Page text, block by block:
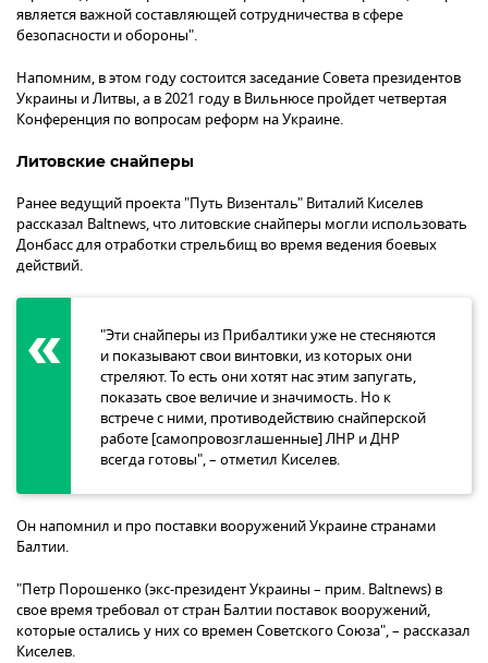
является важной составляющей сотрудничества в сфере
безопасности и обороны".
Напомним, в этом году состоится заседание Совета президентов
Украины и Литвы, а в 2021 году в Вильнюсе пройдет четвертая
Конференция по вопросам реформ на Украине.
Литовские снайперы
Ранее ведущий проекта "Путь Визенталь" Виталий Киселев
рассказал Baltnews, что литовские снайперы могли использовать
Донбасс для отработки стрельбищ во время ведения боевых
действий.
"Эти снайперы из Прибалтики уже не стесняются
и показывают свои винтовки, из которых они
стреляют. То есть они хотят нас этим запугать,
показать свое величие и значимость. Но к
встрече с ними, противодействию снайперской
работе [самопровозглашенные] ЛНР и ДНР
всегда готовы", – отметил Киселев.
Он напомнил и про поставки вооружений Украине странами
Балтии.
"Петр Порошенко (экс-президент Украины – прим. Baltnews) в
свое время требовал от стран Балтии поставок вооружений,
которые остались у них со времен Советского Союза", – рассказал
Киселев.